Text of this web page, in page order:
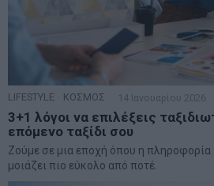
LIFESTYLE ΚΟΣΜΟΣ 14 Ιανουαρίου 2026
3+1 λόγοι να επιλέξεις
επόμενο ταξίδι σου
Ζούμε σε μια εποχή όπου η πληροφορία
μοιάζει πιο εύκολο από ποτέ.